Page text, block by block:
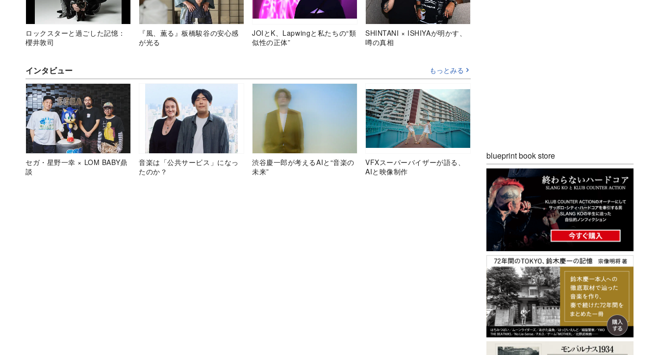
ロックスターと過ごした記憶：
櫻井敦司
『風、薫る』板橋駿谷の安心感
が光る
JOIとK、Lapwingと私たちの“類
似性の正体”
SHINTANI × ISHIYAが明かす、
噂の真相
インタビュー もっとみる
セガ・星野一幸 × LOM BABY鼎
談
音楽は「公共サービス」になっ
たのか？
渋谷慶一郎が考えるAIと“音楽の
未来”
VFXスーパーバイザーが語る、
AIと映像制作
blueprint book store